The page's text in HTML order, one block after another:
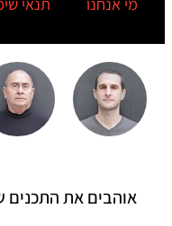
מי אנחנו תנאי
אוהבים את התכנים